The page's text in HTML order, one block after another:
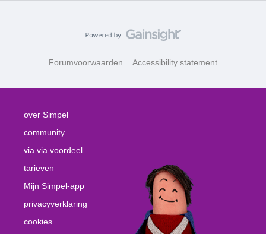
Forumvoorwaarden Accessibility statement
over Simpel
community
via via voordeel
tarieven
Mijn Simpel-app
privacyverklaring
cookies